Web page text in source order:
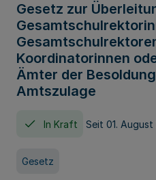
Gesetz zur
Koordinatorinnen
Ämter der
Amtszulage
In Kraft Seit 01. August
Gesetz